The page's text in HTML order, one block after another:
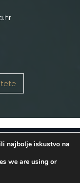
. Configured
najbolje iskustvo na
we are using or